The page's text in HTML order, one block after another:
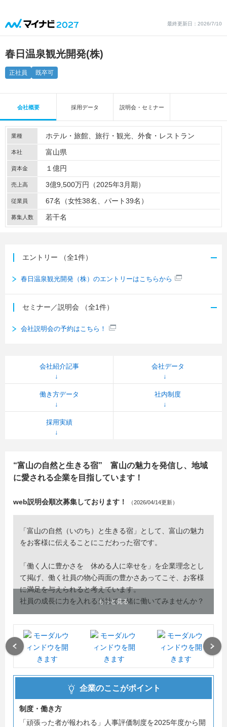
最終更新日：2026/7/10
春日温泉観光開発(株)
正社員 既卒可
会社概要 採用データ 説明会・セミナー
業種 ホテル・旅館 旅行・観光 外食・レストラン
本社 富山県
資本金 １億円
売上高 3億9,500万円（2025年3月期）
従業員 67名（女性38名、パート39名）
募集人数 若干名
エントリー （全1件）
春日温泉観光開発（株）のエントリーはこちらから
セミナー／説明会 （全1件）
会社説明会の予約はこちら！
会社紹介記事 会社データ
働き方データ 社内制度
採用実績
“富山の自然と生きる宿” 富山の魅力を発信し、地域
に愛される企業を目指しています！
web説明会順次募集しております！ （2026/04/14更新）
「富山の自然（いのち）と生きる宿」として、富山の魅力
をお客様に伝えることにこだわった宿です。
「働く人に豊かさを 休める人に幸せを」を企業理念とし
て掲げ、働く社員の物心両面の豊かさあってこそ、お客様
に満足を与えられると考えています。
社員の成長に力を入れる当社で一緒に働いてみませんか？
もっと見る
企業のここがポイント
制度・働き方
「頑張った者が報われる」人事評価制度を2025年度から開